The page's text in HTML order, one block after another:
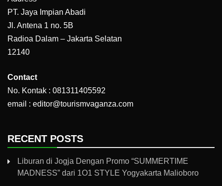
PT. Jaya Impian Abadi
Jl. Antena 1 no. 5B
Radioa Dalam – Jakarta Selatan
12140
Contact
No. Kontak : 081311405592
email : editor@tourismvaganza.com
RECENT POSTS
Liburan di Jogja Dengan Promo “SUMMERTIME
MADNESS” dari 1O1 STYLE Yogyakarta Malioboro